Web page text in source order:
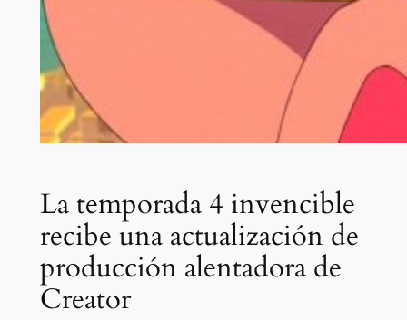
La temporada 4 invencible
recibe una actualización de
producción alentadora de
Creator